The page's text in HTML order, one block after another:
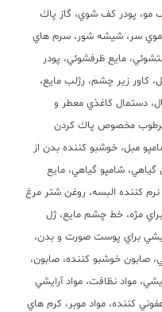
مو، پودر كف شوي، گاز پاك
موي سر، شيشه شور، سرم هاي
مايع ظرفشوئي، پودر
كاور زير چشم، رژلب مايع،
دستمال كاغذي معطر و
مرطوب مخصوص پاك كردن
مبل، خوشبو كننده بدن از
شامپو گياهي، مايع
كننده البسه، روغن شتر مرغ
مژه، خط چشم مايع، ژل
براي پوست صورت و بدن،
صابون خوشبو كننده، صابون،
مواد نظافت، مواد آرايشي
كننده، مواد موبر، كرم هاي